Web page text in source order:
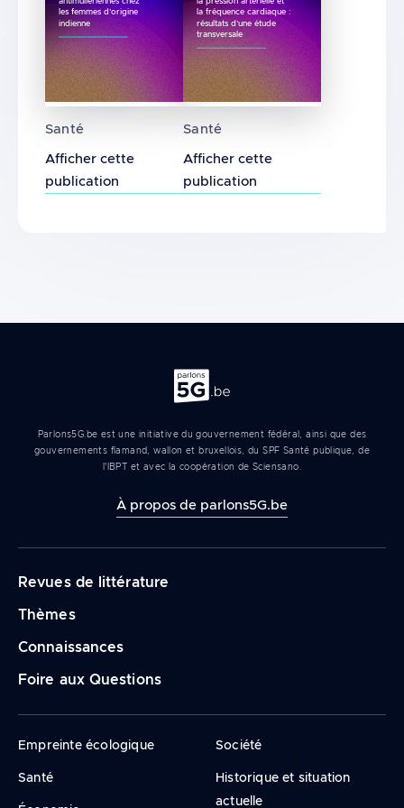
les femmes d’origine
indienne
Santé
Afficher cette
publication
la fréquence cardiaque :
résultats d’une étude
transversale
Santé
Afficher cette
publication
Parlons 5G
Parlons5G.be est une initiative du gouvernement fédéral, ainsi que des
gouvernements flamand, wallon et bruxellois, du SPF Santé publique, de
l'IBPT et avec la coopération de Sciensano.
À propos de parlons5G.be
principale
Revues de littérature
Thèmes
Connaissances
Foire aux Questions
Empreinte écologique
Santé
Société
Historique et situation
actuelle